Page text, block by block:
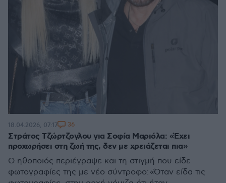
Στράτος Τζώρτζογλου για Σοφία Μαριόλα: «Έχει
προχωρήσει στη ζωή της, δεν με χρειάζεται πια»
Ο ηθοποιός περιέγραψε και τη στιγμή που είδε
φωτογραφίες της με νέο σύντροφο: «Όταν είδα τις
18.04.2026, 07:17 36